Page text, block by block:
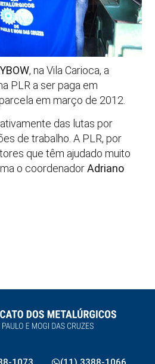
, na Vila Carioca, a
PLR a ser paga em
em março de 2012.
das lutas por
de trabalho. A PLR, por
que têm ajudado muito
o coordenadorAdriano